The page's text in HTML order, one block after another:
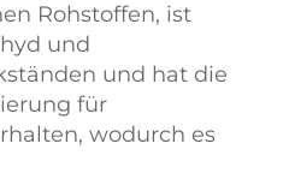
Rohstoffen, ist
und
und hat die
für
wodurch es